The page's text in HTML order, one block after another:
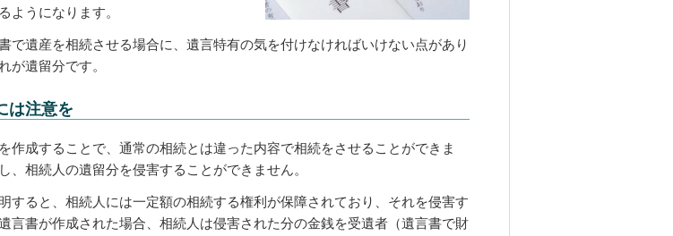
ようになります。
で遺産を相続させる場合に、遺言特有の気を付けなければいけない点があり
が遺留分です。
は注意を
作成することで、通常の相続とは違った内容で相続をさせることができま
、相続人の遺留分を侵害することができません。
すると、相続人には一定額の相続する権利が保障されており、それを侵害す
言書が作成された場合、相続人は侵害された分の金銭を受遺者（遺言書で財